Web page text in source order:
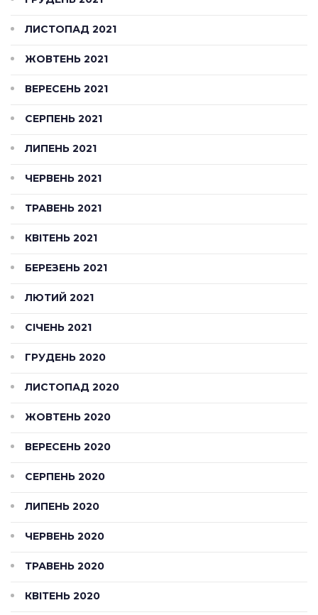
ЛИСТОПАД 2021
ЖОВТЕНЬ 2021
ВЕРЕСЕНЬ 2021
СЕРПЕНЬ 2021
ЛИПЕНЬ 2021
ЧЕРВЕНЬ 2021
ТРАВЕНЬ 2021
КВІТЕНЬ 2021
БЕРЕЗЕНЬ 2021
ЛЮТИЙ 2021
СІЧЕНЬ 2021
ГРУДЕНЬ 2020
ЛИСТОПАД 2020
ЖОВТЕНЬ 2020
ВЕРЕСЕНЬ 2020
СЕРПЕНЬ 2020
ЛИПЕНЬ 2020
ЧЕРВЕНЬ 2020
ТРАВЕНЬ 2020
КВІТЕНЬ 2020